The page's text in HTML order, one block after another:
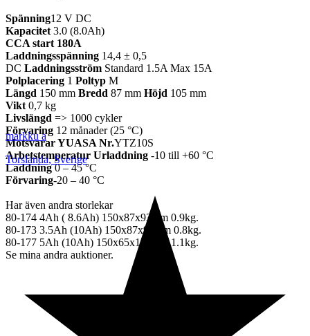
Spänning12 V DC
Kapacitet 3.0 (8.0Ah)
CCA start 180A
Laddningsspänning 14,4 ± 0,5
DC Laddningsström Standard 1.5A Max 15A
Polplacering 1 Poltyp M
Längd 150 mm Bredd 87 mm Höjd 105 mm
Vikt 0,7 kg
Livslängd => 1000 cykler
Förvaring 12 månader (25 °C)
Motsvarar YUASA Nr.YTZ10S
Arbetstemperatur Urladdning -10 till +60 °C
Laddning0 – 45 °C
Förvaring-20 – 40 °C
Har även andra storlekar
80-174 4Ah ( 8.6Ah) 150x87x93mm 0.9kg.
80-173 3.5Ah (10Ah) 150x87x93mm 0.8kg.
80-177 5Ah (10Ah) 150x65x130mm 1.1kg.
Se mina andra auktioner.
markku a
Torslanda,Sverige